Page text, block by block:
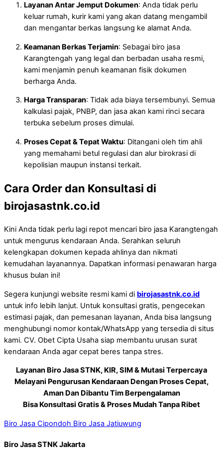
Layanan Antar Jemput Dokumen: Anda tidak perlu
keluar rumah, kurir kami yang akan datang mengambil
dan mengantar berkas langsung ke alamat Anda.
Keamanan Berkas Terjamin: Sebagai biro jasa
Karangtengah yang legal dan berbadan usaha resmi,
kami menjamin penuh keamanan fisik dokumen
berharga Anda.
Harga Transparan: Tidak ada biaya tersembunyi. Semua
kalkulasi pajak, PNBP, dan jasa akan kami rinci secara
terbuka sebelum proses dimulai.
Proses Cepat & Tepat Waktu: Ditangani oleh tim ahli
yang memahami betul regulasi dan alur birokrasi di
kepolisian maupun instansi terkait.
Cara Order dan Konsultasi di
birojasastnk.co.id
Kini Anda tidak perlu lagi repot mencari biro jasa Karangtengah
untuk mengurus kendaraan Anda. Serahkan seluruh
kelengkapan dokumen kepada ahlinya dan nikmati
kemudahan layanannya. Dapatkan informasi penawaran harga
khusus bulan ini!
Segera kunjungi website resmi kami di birojasastnk.co.id
untuk info lebih lanjut. Untuk konsultasi gratis, pengecekan
estimasi pajak, dan pemesanan layanan, Anda bisa langsung
menghubungi nomor kontak/WhatsApp yang tersedia di situs
kami. CV. Obet Cipta Usaha siap membantu urusan surat
kendaraan Anda agar cepat beres tanpa stres.
Layanan Biro Jasa STNK, KIR, SIM & Mutasi Terpercaya
Melayani Pengurusan Kendaraan Dengan Proses Cepat,
Aman Dan Dibantu Tim Berpengalaman
Bisa Konsultasi Gratis & Proses Mudah Tanpa Ribet
Biro Jasa Cipondoh Biro Jasa Jatiuwung
Biro Jasa STNK Jakarta